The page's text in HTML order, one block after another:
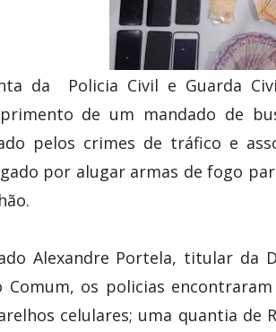
da Policia Civil e Guarda
de um mandado de
pelos crimes de tráfico e
por alugar armas de fogo
Alexandre Portela, titular da
os policias
celulares; uma quantia de